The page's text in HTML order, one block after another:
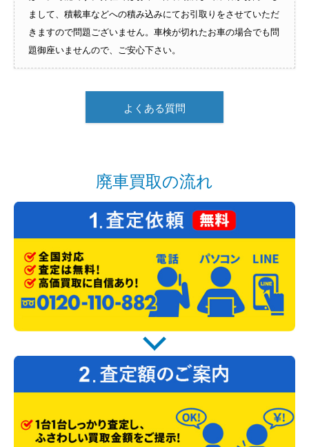
まして、積載車などへの積み込みにてお引取りをさせていただ
きますので問題ございません。車検が切れたお車の場合でも問
題御座いませんので、ご安心下さい。
よくある質問
廃車買取の流れ